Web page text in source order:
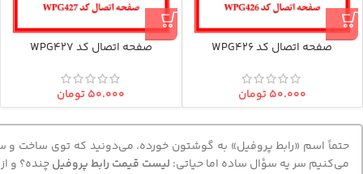
صفحه اتصال کد WPG426
۵۰.۰۰۰تومان
صفحه اتصال کد WPG427
۵۰.۰۰۰تومان
حتماً اسم «رابط پروفیل» به گوشتون خورده. می‌دونید که توی ساخت و
می‌کنیم سر یه سؤال ساده اما حیاتی: لیست قیمت رابط پروفیلچنده؟ و